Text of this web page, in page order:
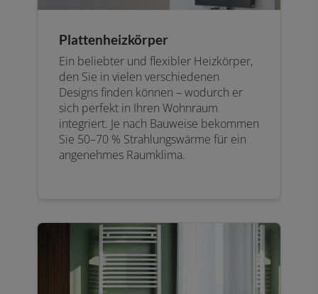
Plattenheizkörper
Ein beliebter und flexibler Heizkörper,
den Sie in vielen verschiedenen
Designs finden können – wodurch er
sich perfekt in Ihren Wohnraum
integriert. Je nach Bauweise bekommen
Sie 50–70 % Strahlungswärme für ein
angenehmes Raumklima.